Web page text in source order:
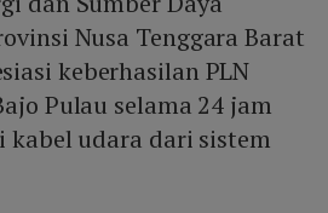
Nusa Tenggara Barat
keberhasilan PLN
Pulau selama 24 jam
kabel udara dari sistem